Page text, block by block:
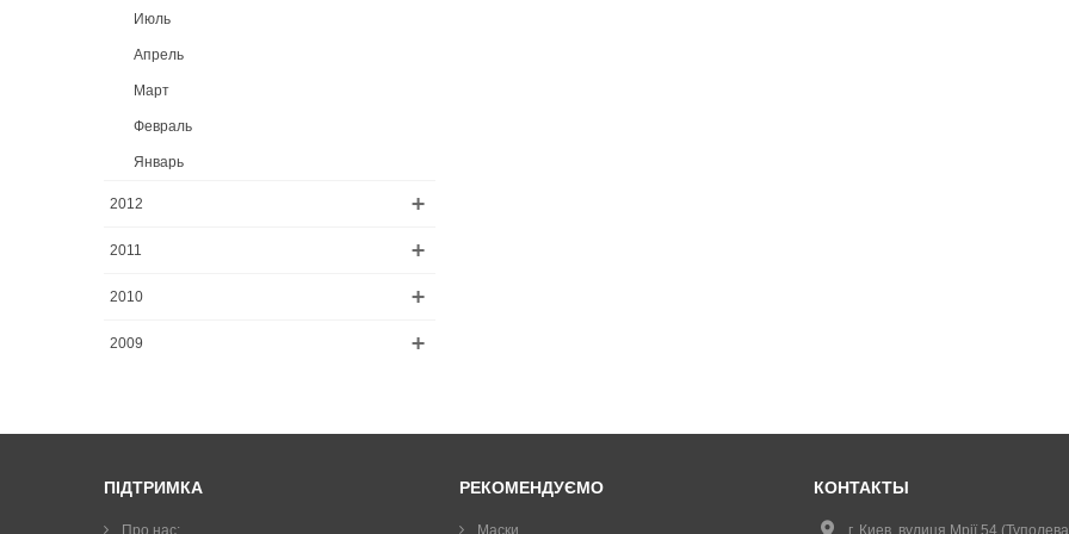
Июль
Апрель
Март
Февраль
Январь
2012
2011
2010
2009
ПІДТРИМКА
Про нас:
РЕКОМЕНДУЄМО
Маски
КОНТАКТЫ
г. Киев, вулиця Мрії 54